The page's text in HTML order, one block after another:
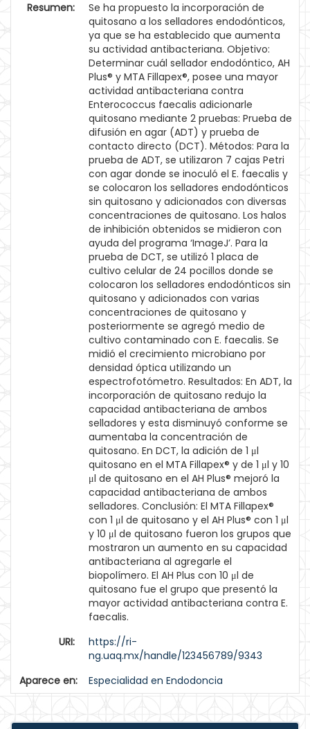
Resumen:
Se ha propuesto la incorporación de
quitosano a los selladores endodónticos,
ya que se ha establecido que aumenta
su actividad antibacteriana. Objetivo:
Determinar cuál sellador endodóntico, AH
Plus® y MTA Fillapex®, posee una mayor
actividad antibacteriana contra
Enterococcus faecalis adicionarle
quitosano mediante 2 pruebas: Prueba de
difusión en agar (ADT) y prueba de
contacto directo (DCT). Métodos: Para la
prueba de ADT, se utilizaron 7 cajas Petri
con agar donde se inoculó el E. faecalis y
se colocaron los selladores endodónticos
sin quitosano y adicionados con diversas
concentraciones de quitosano. Los halos
de inhibición obtenidos se midieron con
ayuda del programa ‘ImageJ’. Para la
prueba de DCT, se utilizó 1 placa de
cultivo celular de 24 pocillos donde se
colocaron los selladores endodónticos sin
quitosano y adicionados con varias
concentraciones de quitosano y
posteriormente se agregó medio de
cultivo contaminado con E. faecalis. Se
midió el crecimiento microbiano por
densidad óptica utilizando un
espectrofotómetro. Resultados: En ADT, la
incorporación de quitosano redujo la
capacidad antibacteriana de ambos
selladores y esta disminuyó conforme se
aumentaba la concentración de
quitosano. En DCT, la adición de 1 μl
quitosano en el MTA Fillapex® y de 1 μl y 10
μl de quitosano en el AH Plus® mejoró la
capacidad antibacteriana de ambos
selladores. Conclusión: El MTA Fillapex®
con 1 μl de quitosano y el AH Plus® con 1 μl
y 10 μl de quitosano fueron los grupos que
mostraron un aumento en su capacidad
antibacteriana al agregarle el
biopolímero. El AH Plus con 10 μl de
quitosano fue el grupo que presentó la
mayor actividad antibacteriana contra E.
faecalis.
URI:
https://ri-
ng.uaq.mx/handle/123456789/9343
Aparece en:
Especialidad en Endodoncia